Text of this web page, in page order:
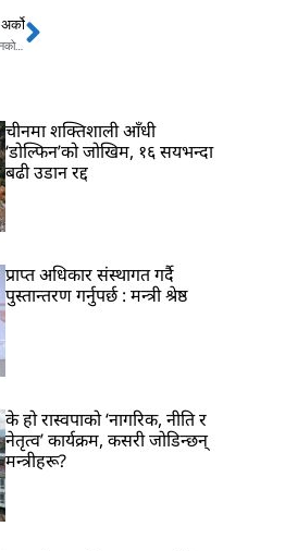
अर्को
सरसफाई अभियानको चौथो हप्ता महेन्द्र मोरङ क्याम्पसको सरसफाई Next
चीनमा शक्तिशाली आँधी
‘डोल्फिन’को जोखिम, १६ सयभन्दा
बढी उडान रद्द
प्राप्त अधिकार संस्थागत गर्दै
पुस्तान्तरण गर्नुपर्छ : मन्त्री श्रेष्ठ
के हो रास्वपाको ‘नागरिक, नीति र
नेतृत्व’ कार्यक्रम, कसरी जोडिन्छन्
मन्त्रीहरू?